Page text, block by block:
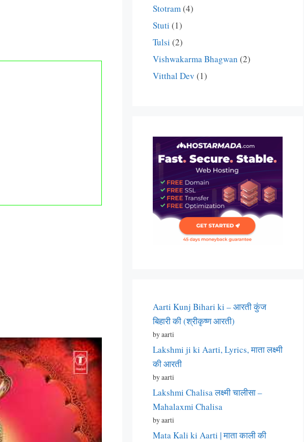
Stotram(4)
Stuti (1)
Tulsi (2)
Vishwakarma Bhagwan (2)
Vitthal Dev (1)
Aarti Kunj Bihari ki – आरती कुंज
बिहारी की (श्रीकृष्ण आरती)
by aarti
Lakshmi ji ki Aarti, Lyrics, माता लक्ष्मी
की आरती
by aarti
Lakshmi Chalisa लक्ष्मी चालीसा –
Mahalaxmi Chalisa
by aarti
Mata Kali ki Aarti | माता काली की